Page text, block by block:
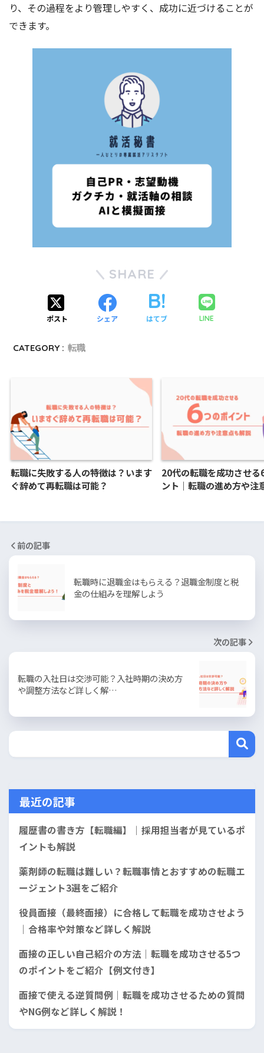
り、その過程をより管理しやすく、成功に近づけることが
できます。
SHARE
ポスト シェア はてブ LINE
CATEGORY : 転職
転職に失敗する人の特徴は？います
ぐ辞めて再転職は可能？
20代の転職を成功させる
ント｜転職の進め方や注
前の記事
転職時に退職金はもらえる？退職金制度と税
金の仕組みを理解しよう
次の記事
転職の入社日は交渉可能？入社時期の決め方
や調整方法など詳しく解…
最近の記事
履歴書の書き方【転職編】｜採用担当者が見ているポ
イントも解説
薬剤師の転職は難しい？転職事情とおすすめの転職エ
ージェント3選をご紹介
役員面接（最終面接）に合格して転職を成功させよう
｜合格率や対策など詳しく解説
面接の正しい自己紹介の方法｜転職を成功させる5つ
のポイントをご紹介【例文付き】
面接で使える逆質問例｜転職を成功させるための質問
やNG例など詳しく解説！